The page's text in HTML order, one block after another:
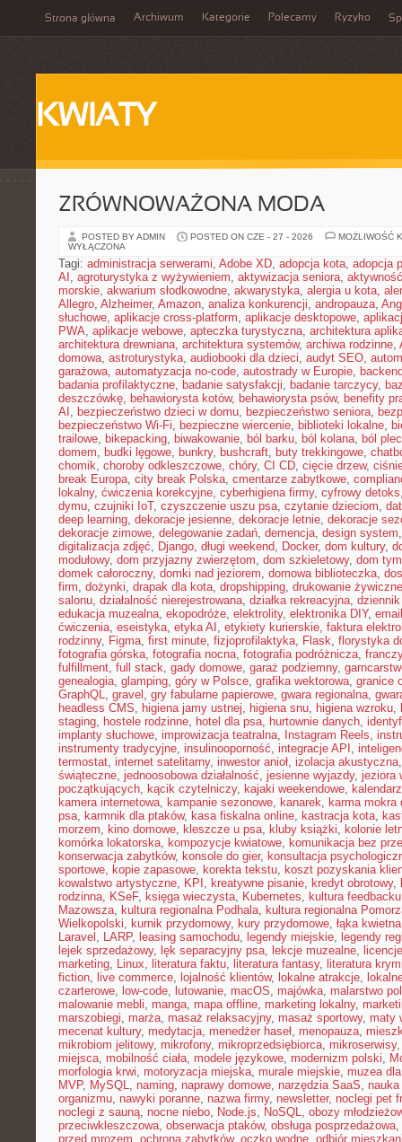
Strona główna Archiwum Kategorie Polecamy Ryzyko
KWIATY
ZRÓWNOWAŻONA MODA
POSTED BY ADMIN POSTED ON CZE - 27 - 2026
MOŻLIWOŚĆ
WYŁĄCZONA
Tagi: administracja serwerami, Adobe XD, adopcja kota, adopcja
AI , agroturystyka z wyżywieniem, aktywizacja seniora,
morskie, akwarium słodkowodne, akwarystyka, alergia u kota,
Allegro, Alzheimer, Amazon, analiza konkurencji, andropauza,
słuchowe, aplikacje cross-platform, aplikacje desktopowe,
PWA, aplikacje webowe, apteczka turystyczna, architektura
architektura drewniana, architektura systemów, archiwa rodzinne,
domowa, astroturystyka, audiobooki dla dzieci, audyt SEO,
garażowa, automatyzacja no-code, autostrady w Europie,
badania profilaktyczne, badanie satysfakcji, badanie tarczycy,
deszczówkę, behawiorysta kotów, behawiorysta psów, benefity
AI , bezpieczeństwo dzieci w domu, bezpieczeństwo seniora,
bezpieczeństwo Wi-Fi, bezpieczne wiercenie, biblioteki lokalne,
trailowe, bikepacking, biwakowanie, ból barku, ból kolana, ból
domem, budki lęgowe, bunkry, bushcraft, buty trekkingowe,
chomik, choroby odkleszczowe, chóry, CI CD, cięcie drzew,
break Europa, city break Polska, cmentarze zabytkowe,
lokalny, ćwiczenia korekcyjne, cyberhigiena firmy, cyfrowy detoks
dymu, czujniki IoT, czyszczenie uszu psa, czytanie dzieciom,
deep learning, dekoracje jesienne, dekoracje letnie, dekoracje
dekoracje zimowe, delegowanie zadań, demencja, design system
digitalizacja zdjęć, Django, długi weekend, Docker, dom kultury,
modułowy, dom przyjazny zwierzętom, dom szkieletowy, dom
domek całoroczny, domki nad jeziorem, domowa biblioteczka,
firm, dożynki, drapak dla kota, dropshipping, drukowanie żywiczne
salonu, działalność nierejestrowana, działka rekreacyjna,
edukacja muzealna, ekopodróże, elektrolity, elektronika DIY,
ćwiczenia, eseistyka, etyka AI , etykiety kurierskie, faktura
rodzinny, Figma, first minute, fizjoprofilaktyka, Flask, florystyka
fotografia górska, fotografia nocna, fotografia podróżnicza,
fulfillment, full stack, gady domowe, garaż podziemny,
genealogia, glamping, góry w Polsce, grafika wektorowa, granice
GraphQL, gravel , gry fabularne papierowe, gwara regionalna,
headless CMS, higiena jamy ustnej, higiena snu, higiena wzroku,
staging, hostele rodzinne, hotel dla psa, hurtownie danych,
implanty słuchowe, improwizacja teatralna, Instagram Reels,
instrumenty tradycyjne, insulinooporność, integracje API ,
termostat, internet satelitarny, inwestor anioł, izolacja akustyczna
świąteczne, jednoosobowa działalność, jesienne wyjazdy, jeziora
początkujących, kącik czytelniczy, kajaki weekendowe,
kamera internetowa, kampanie sezonowe, kanarek, karma mokra
psa, karmnik dla ptaków, kasa fiskalna online, kastracja kota,
morzem, kino domowe, kleszcze u psa, kluby książki, kolonie
komórka lokatorska, kompozycje kwiatowe, komunikacja bez
konserwacja zabytków, konsole do gier, konsultacja
sportowe, kopie zapasowe, korekta tekstu, koszt pozyskania
kowalstwo artystyczne, KPI , kreatywne pisanie, kredyt obrotowy,
rodzinna, KSeF, księga wieczysta, Kubernetes, kultura feedbacku
Mazowsza, kultura regionalna Podhala, kultura regionalna
Wielkopolski, kurnik przydomowy, kury przydomowe, łąka kwietna
Laravel , LARP, leasing samochodu, legendy miejskie, legendy
lejek sprzedażowy, lęk separacyjny psa, lekcje muzealne, licencje
marketing, Linux, literatura faktu, literatura fantasy, literatura
fiction, live commerce, lojalność klientów, lokalne atrakcje,
czarterowe, low-code, lutowanie, macOS, majówka, malarstwo
malowanie mebli, manga, mapa offline, marketing lokalny,
marszobiegi, marża, masaż relaksacyjny, masaż sportowy, maty
mecenat kultury, medytacja, menedżer haseł, menopauza,
mikrobiom jelitowy, mikrofony, mikroprzedsiębiorca, mikroserwisy
miejsca, mobilność ciała, modele językowe, modernizm polski,
morfologia krwi, motoryzacja miejska, murale miejskie, muzea
MVP, MySQL, naming, naprawy domowe, narzędzia SaaS, nauka
organizmu, nawyki poranne, nazwa firmy, newsletter, noclegi pet
noclegi z sauną, nocne niebo, Node.js, NoSQL, obozy
przeciwkleszczowa, obserwacja ptaków, obsługa posprzedażowa,
przed mrozem, ochrona zabytków, oczko wodne, odbiór